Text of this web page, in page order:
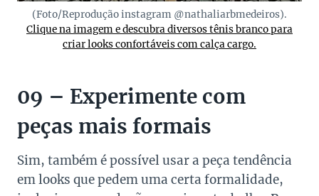
(Foto/Reprodução instagram @nathaliarbmedeiros).
Clique na imagem e descubra diversos tênis branco para
criar looks confortáveis com calça cargo.
09 – Experimente com
peças mais formais
Sim, também é possível usar a peça tendência
em looks que pedem uma certa formalidade,